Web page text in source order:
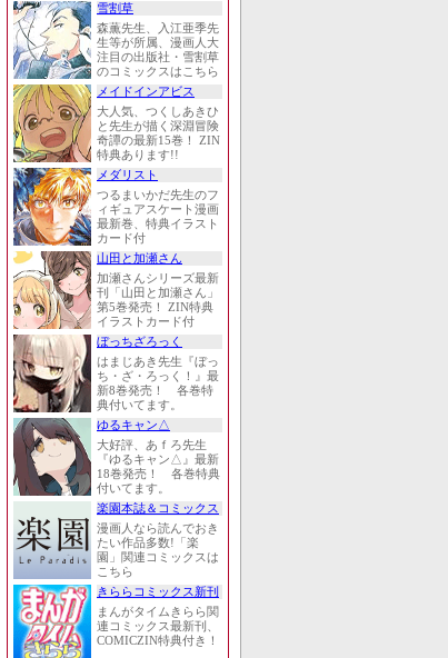
雪割草
森薫先生、入江亜季先
生等が所属、漫画人大
注目の出版社・雪割草
のコミックスはこちら
メイドインアビス
大人気、つくしあきひ
と先生が描く深淵冒険
奇譚の最新15巻！ ZIN
特典あります!!
メダリスト
つるまいかだ先生のフ
ィギュアスケート漫画
最新巻、特典イラスト
カード付
山田と加瀬さん
加瀬さんシリーズ最新
刊「山田と加瀬さん」
第5巻発売！ ZIN特典
イラストカード付
ぼっちざろっく
はまじあき先生『ぼっ
ち・ざ・ろっく！』最
新8巻発売！ 各巻特
典付いてます。
ゆるキャン△
大好評、あｆろ先生
『ゆるキャン△』最新
18巻発売！ 各巻特典
付いてます。
楽園本誌＆コミックス
漫画人なら読んでおき
たい作品多数!「楽
園」関連コミックスは
こちら
きららコミックス新刊
まんがタイムきらら関
連コミックス最新刊、
COMICZIN特典付き！